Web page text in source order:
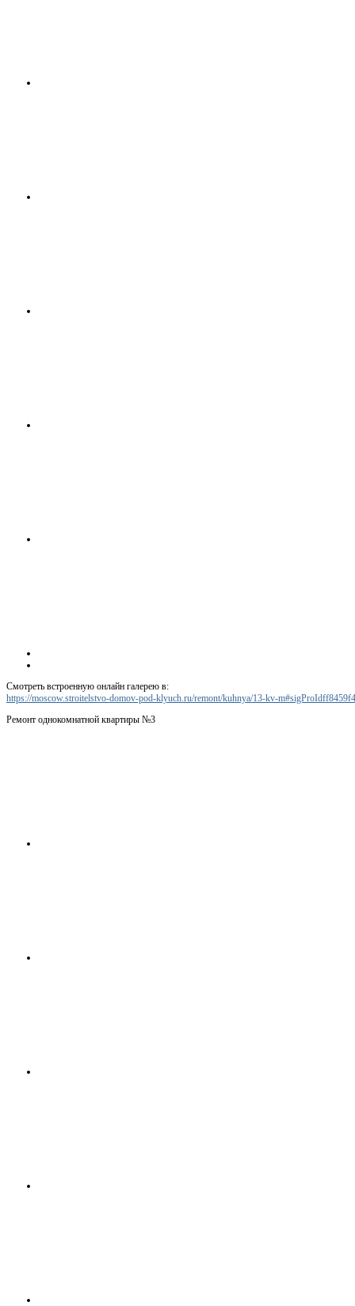
Смотреть встроенную онлайн галерею в:
https://moscow.stroitelstvo-domov-pod-klyuch.ru/remont/kuhnya/13-kv-
Ремонт однокомнатной квартиры №3